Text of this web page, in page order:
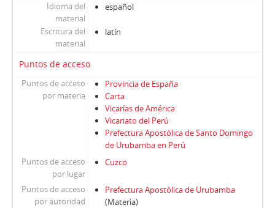
Idioma del
material
español
Escritura del
material
latín
Puntos de acceso
Puntos de acceso
por materia
Provincia de España
Carta
Vicarías de América
Vicariato del Perú
Prefectura Apostólica de Santo Domingo
de Urubamba en Perú
Puntos de acceso
por lugar
Cuzco
Puntos de acceso
por autoridad
Prefectura Apostólica de Urubamba
(Materia)